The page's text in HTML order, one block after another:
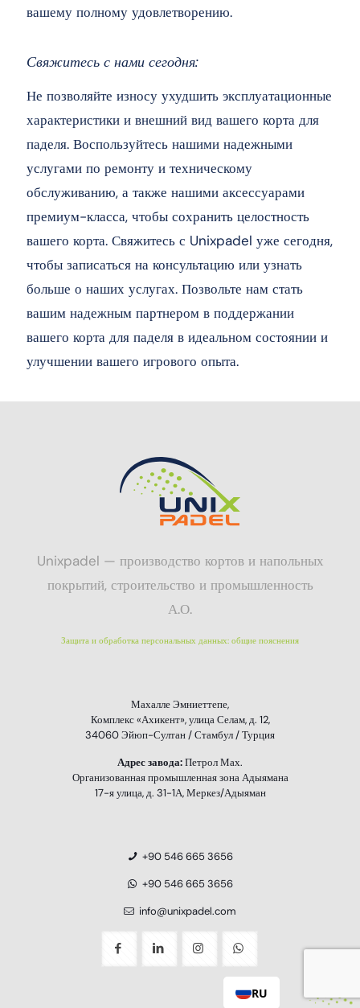
вашему полному удовлетворению.
Свяжитесь с нами сегодня:
Не позволяйте износу ухудшить эксплуатационные
характеристики и внешний вид вашего корта для
паделя. Воспользуйтесь нашими надежными
услугами по ремонту и техническому
обслуживанию, а также нашими аксессуарами
премиум-класса, чтобы сохранить целостность
вашего корта. Свяжитесь с Unixpadel уже сегодня,
чтобы записаться на консультацию или узнать
больше о наших услугах. Позвольте нам стать
вашим надежным партнером в поддержании
вашего корта для паделя в идеальном состоянии и
улучшении вашего игрового опыта.
Unixpadel — производство кортов и напольных
покрытий, строительство и промышленность
А.О.
Защита и обработка персональных данных: общие пояснения
Махалле Эмниеттепе,
Комплекс «Ахикент», улица Селам, д. 12,
34060 Эйюп-Султан / Стамбул / Турция
Адрес завода:Петрол Мах.
Организованная промышленная зона Адыямана
17-я улица, д. 31-1А, Меркез/Адыяман
+90 546 665 3656
+90 546 665 3656
info@unixpadel.com
RU